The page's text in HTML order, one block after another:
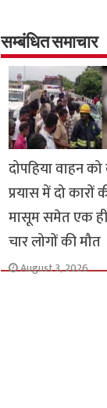
o
o
k
er sA
p
p
सम्बंधित समाचार
दोपहिया वाहन
प्रयास में दो कारों
मासूम समेत एक
चार लोगों की मौत
August 3, 2026